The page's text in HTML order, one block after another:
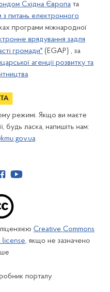
Східна Європа та
питань електронного
програми міжнародної
врядування задля
громади" (EGAP) , за
агенції розвитку та
режимі. Якщо ви маєте
будь ласка, напишіть нам:
Creative Commons
license, якщо не зазначено
порталу